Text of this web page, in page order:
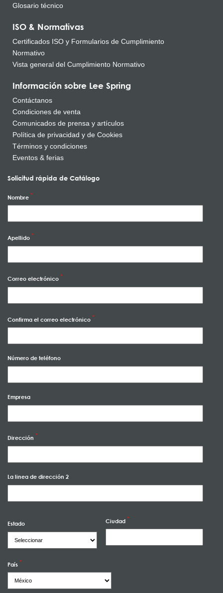
Glosario técnico
ISO & Normativas
Certificados ISO y Formularios de Cumplimiento
Normativo
Vista general del Cumplimiento Normativo
Información sobre Lee Spring
Contáctanos
Condiciones de venta
Comunicados de prensa y artículos
Política de privacidad y de Cookies
Términos y condiciones
Eventos & ferias
Solicitud rápida de Catálogo
Nombre
Apellido
Correo electrónico
Confirma el correo electrónico
Número de teléfono
Empresa
Dirección
La linea de dirección 2
Estado Ciudad
País